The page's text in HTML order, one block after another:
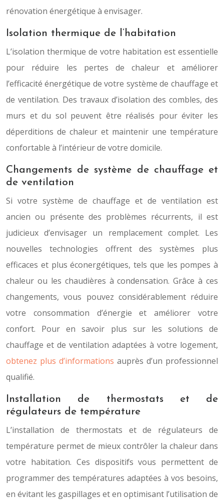
rénovation énergétique à envisager.
Isolation thermique de l’habitation
L’isolation thermique de votre habitation est essentielle
pour réduire les pertes de chaleur et améliorer
l’efficacité énergétique de votre système de chauffage et
de ventilation. Des travaux d’isolation des combles, des
murs et du sol peuvent être réalisés pour éviter les
déperditions de chaleur et maintenir une température
confortable à l’intérieur de votre domicile.
Changements de système de chauffage et
de ventilation
Si votre système de chauffage et de ventilation est
ancien ou présente des problèmes récurrents, il est
judicieux d’envisager un remplacement complet. Les
nouvelles technologies offrent des systèmes plus
efficaces et plus éconergétiques, tels que les pompes à
chaleur ou les chaudières à condensation. Grâce à ces
changements, vous pouvez considérablement réduire
votre consommation d’énergie et améliorer votre
confort. Pour en savoir plus sur les solutions de
chauffage et de ventilation adaptées à votre logement,
obtenez plus d’informations auprès d’un professionnel
qualifié.
Installation de thermostats et de
régulateurs de température
L’installation de thermostats et de régulateurs de
température permet de mieux contrôler la chaleur dans
votre habitation. Ces dispositifs vous permettent de
programmer des températures adaptées à vos besoins,
en évitant les gaspillages et en optimisant l’utilisation de